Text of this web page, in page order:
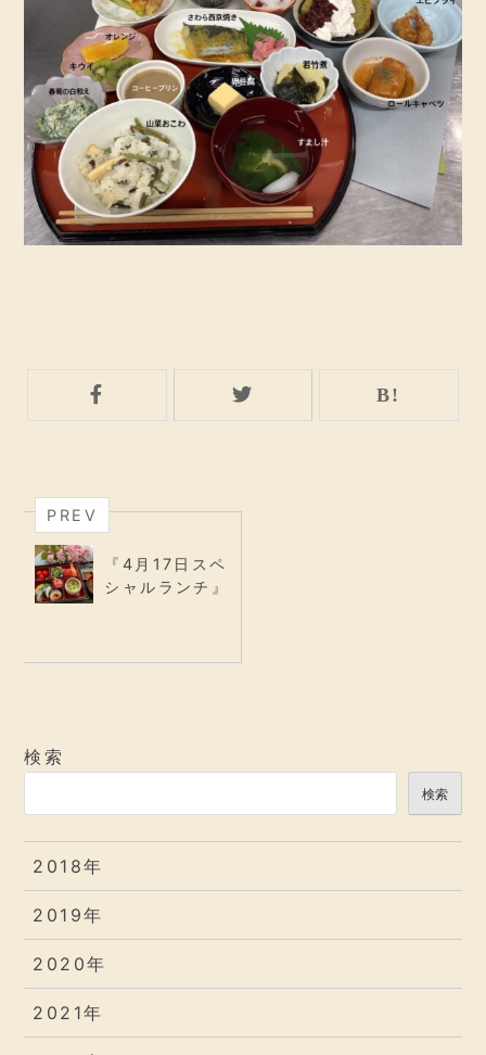
PREV
『4月17日スペ
シャルランチ』
検索
検索
2018年
2019年
2020年
2021年